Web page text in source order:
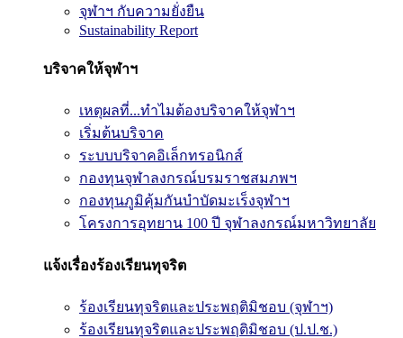
จุฬาฯ กับความยั่งยืน
Sustainability Report
บริจาคให้จุฬาฯ
เหตุผลที่...ทำไมต้องบริจาคให้จุฬาฯ
เริ่มต้นบริจาค
ระบบบริจาคอิเล็กทรอนิกส์
กองทุนจุฬาลงกรณ์บรมราชสมภพฯ
กองทุนภูมิคุ้มกันบำบัดมะเร็งจุฬาฯ
โครงการอุทยาน 100 ปี จุฬาลงกรณ์มหาวิทยาลัย
แจ้งเรื่องร้องเรียนทุจริต
ร้องเรียนทุจริตและประพฤติมิชอบ (จุฬาฯ)
ร้องเรียนทุจริตและประพฤติมิชอบ (ป.ป.ช.)